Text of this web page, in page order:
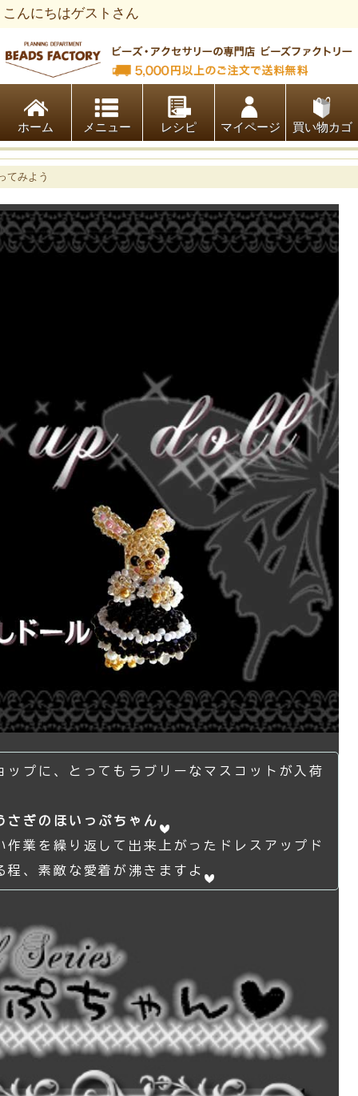
こんにちはゲストさん
ホーム レシピ マイページ 買い物カゴ
てみよう
プに、とってもラブリーなマスコットが入荷
さぎのほいっぷちゃん
業を繰り返して出来上がったドレスアップド
、素敵な愛着が沸きますよ